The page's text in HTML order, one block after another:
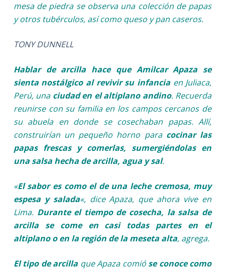
mesa de piedra se observa una colección de papas
y otros tubérculos, así como queso y pan caseros.
TONY DUNNELL
Hablar de arcilla hace que Amilcar Apaza se
sienta nostálgico al revivir su infancia en Juliaca,
Perú, una ciudad en el altiplano andino. Recuerda
reunirse con su familia en los campos cercanos de
su abuela en donde se cosechaban papas. Allí,
construirían un pequeño horno para cocinar las
papas frescas y comerlas, sumergiéndolas en
una salsa hecha de arcilla, agua y sal.
«El sabor es como el de una leche cremosa, muy
espesa y salada«, dice Apaza, que ahora vive en
Lima. Durante el tiempo de cosecha, la salsa de
arcilla se come en casi todas partes en el
altiplano o en la región de la meseta alta, agrega.
El tipo de arcilla que Apaza comió se conoce como